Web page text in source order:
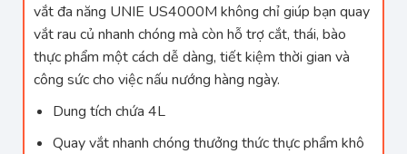
vắt đa năng UNIE US4000M không chỉ giúp bạn quay
vắt rau củ nhanh chóng mà còn hỗ trợ cắt, thái, bào
thực phẩm một cách dễ dàng, tiết kiệm thời gian và
công sức cho việc nấu nướng hàng ngày.
Dung tích chứa 4L
Quay vắt nhanh chóng thưởng thức thực phẩm khô